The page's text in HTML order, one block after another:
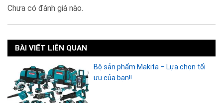
Chưa có đánh giá nào.
BÀI VIẾT LIÊN QUAN
Bộ sản phẩm Makita – Lựa chọn tối
ưu của bạn!!